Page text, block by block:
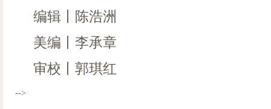
编辑丨陈浩洲
美编丨李承章
审校丨郭琪红
-->